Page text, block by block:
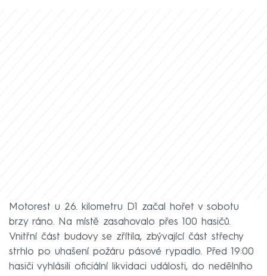
Motorest u 26. kilometru D1 začal hořet v sobotu
brzy ráno. Na místě zasahovalo přes 100 hasičů.
Vnitřní část budovy se zřítila, zbývající část střechy
strhlo po uhašení požáru pásové rypadlo. Před 19:00
hasiči vyhlásili oficiální likvidaci události, do nedělního